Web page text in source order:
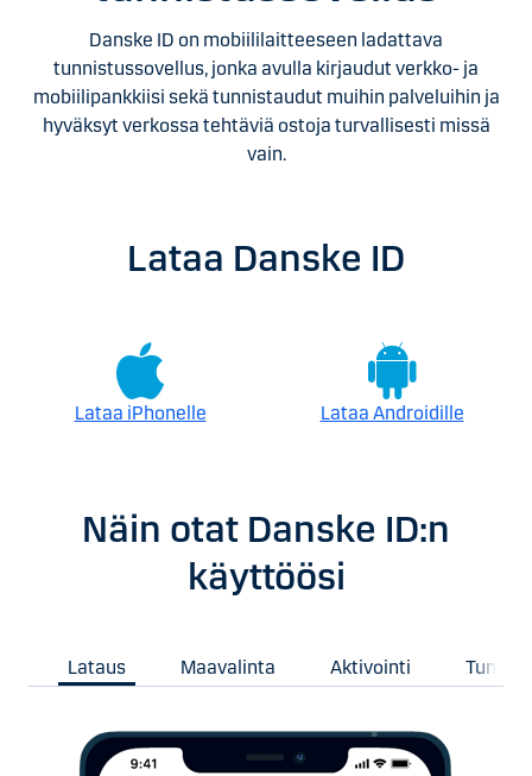
Danske ID on mobiililaitteeseen ladattava
tunnistussovellus, jonka avulla kirjaudut verkko- ja
mobiilipankkiisi sekä tunnistaudut muihin palveluihin ja
hyväksyt verkossa tehtäviä ostoja turvallisesti missä
vain.
Lataa Danske ID
Lataa iPhonelle Lataa Androidille
Näin otat Danske ID:n
käyttöösi
Lataus Maavalinta Aktivointi